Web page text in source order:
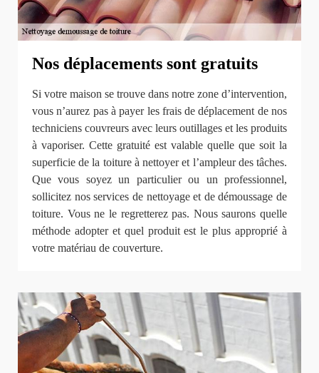
Nos déplacements sont gratuits
Si votre maison se trouve dans notre zone d’intervention,
vous n’aurez pas à payer les frais de déplacement de nos
techniciens couvreurs avec leurs outillages et les produits
à vaporiser. Cette gratuité est valable quelle que soit la
superficie de la toiture à nettoyer et l’ampleur des tâches.
Que vous soyez un particulier ou un professionnel,
sollicitez nos services de nettoyage et de démoussage de
toiture. Vous ne le regretterez pas. Nous saurons quelle
méthode adopter et quel produit est le plus approprié à
votre matériau de couverture.